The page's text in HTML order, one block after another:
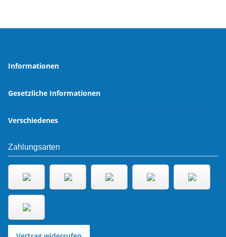
Informationen
Gesetzliche Informationen
Verschiedenes
Zahlungsarten